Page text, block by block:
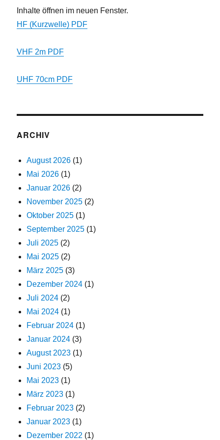
Inhalte öffnen im neuen Fenster.
HF (Kurzwelle) PDF
VHF 2m PDF
UHF 70cm PDF
ARCHIV
August 2026 (1)
Mai 2026 (1)
Januar 2026 (2)
November 2025 (2)
Oktober 2025 (1)
September 2025 (1)
Juli 2025 (2)
Mai 2025 (2)
März 2025 (3)
Dezember 2024 (1)
Juli 2024 (2)
Mai 2024 (1)
Februar 2024 (1)
Januar 2024 (3)
August 2023 (1)
Juni 2023 (5)
Mai 2023 (1)
März 2023 (1)
Februar 2023 (2)
Januar 2023 (1)
Dezember 2022 (1)